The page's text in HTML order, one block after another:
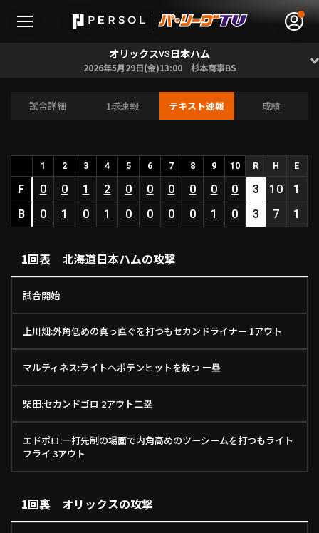
HOME
動画
順位表･成績
1軍公式戦
ファーム東地区
ファーム中地区
交流戦
選手名鑑
北海道日本ハムファイターズ
埼玉西武ライオンズ
オリックス・バファローズ
福岡ソフトバンクホークス
ニュース
設定
オリックスVS 日本ハム
2026年5月29日(金)13:00 杉本商事BS
試合詳細 1球速報 テキスト速報 成績
1 2 3 4 5 6 7 8 9 10 R H E
F 0 0 1 2 0 0 0 0 0 0 3 10
1
B
0 1 0 1 0 0 0 0 1 0 3 7 1
1回表 北海道日本ハムの攻撃
試合開始
上川畑:外角低めの真っ直ぐを打つもセカンドライナー 1アウト
マルティネス:ライトへポテンヒットを放つ 一塁
柴田:セカンドゴロ 2アウト二塁
エドポロ:一打先制の場面で内角高めのツーシームを打つもライト
フライ 3アウト
1回裏 オリックスの攻撃